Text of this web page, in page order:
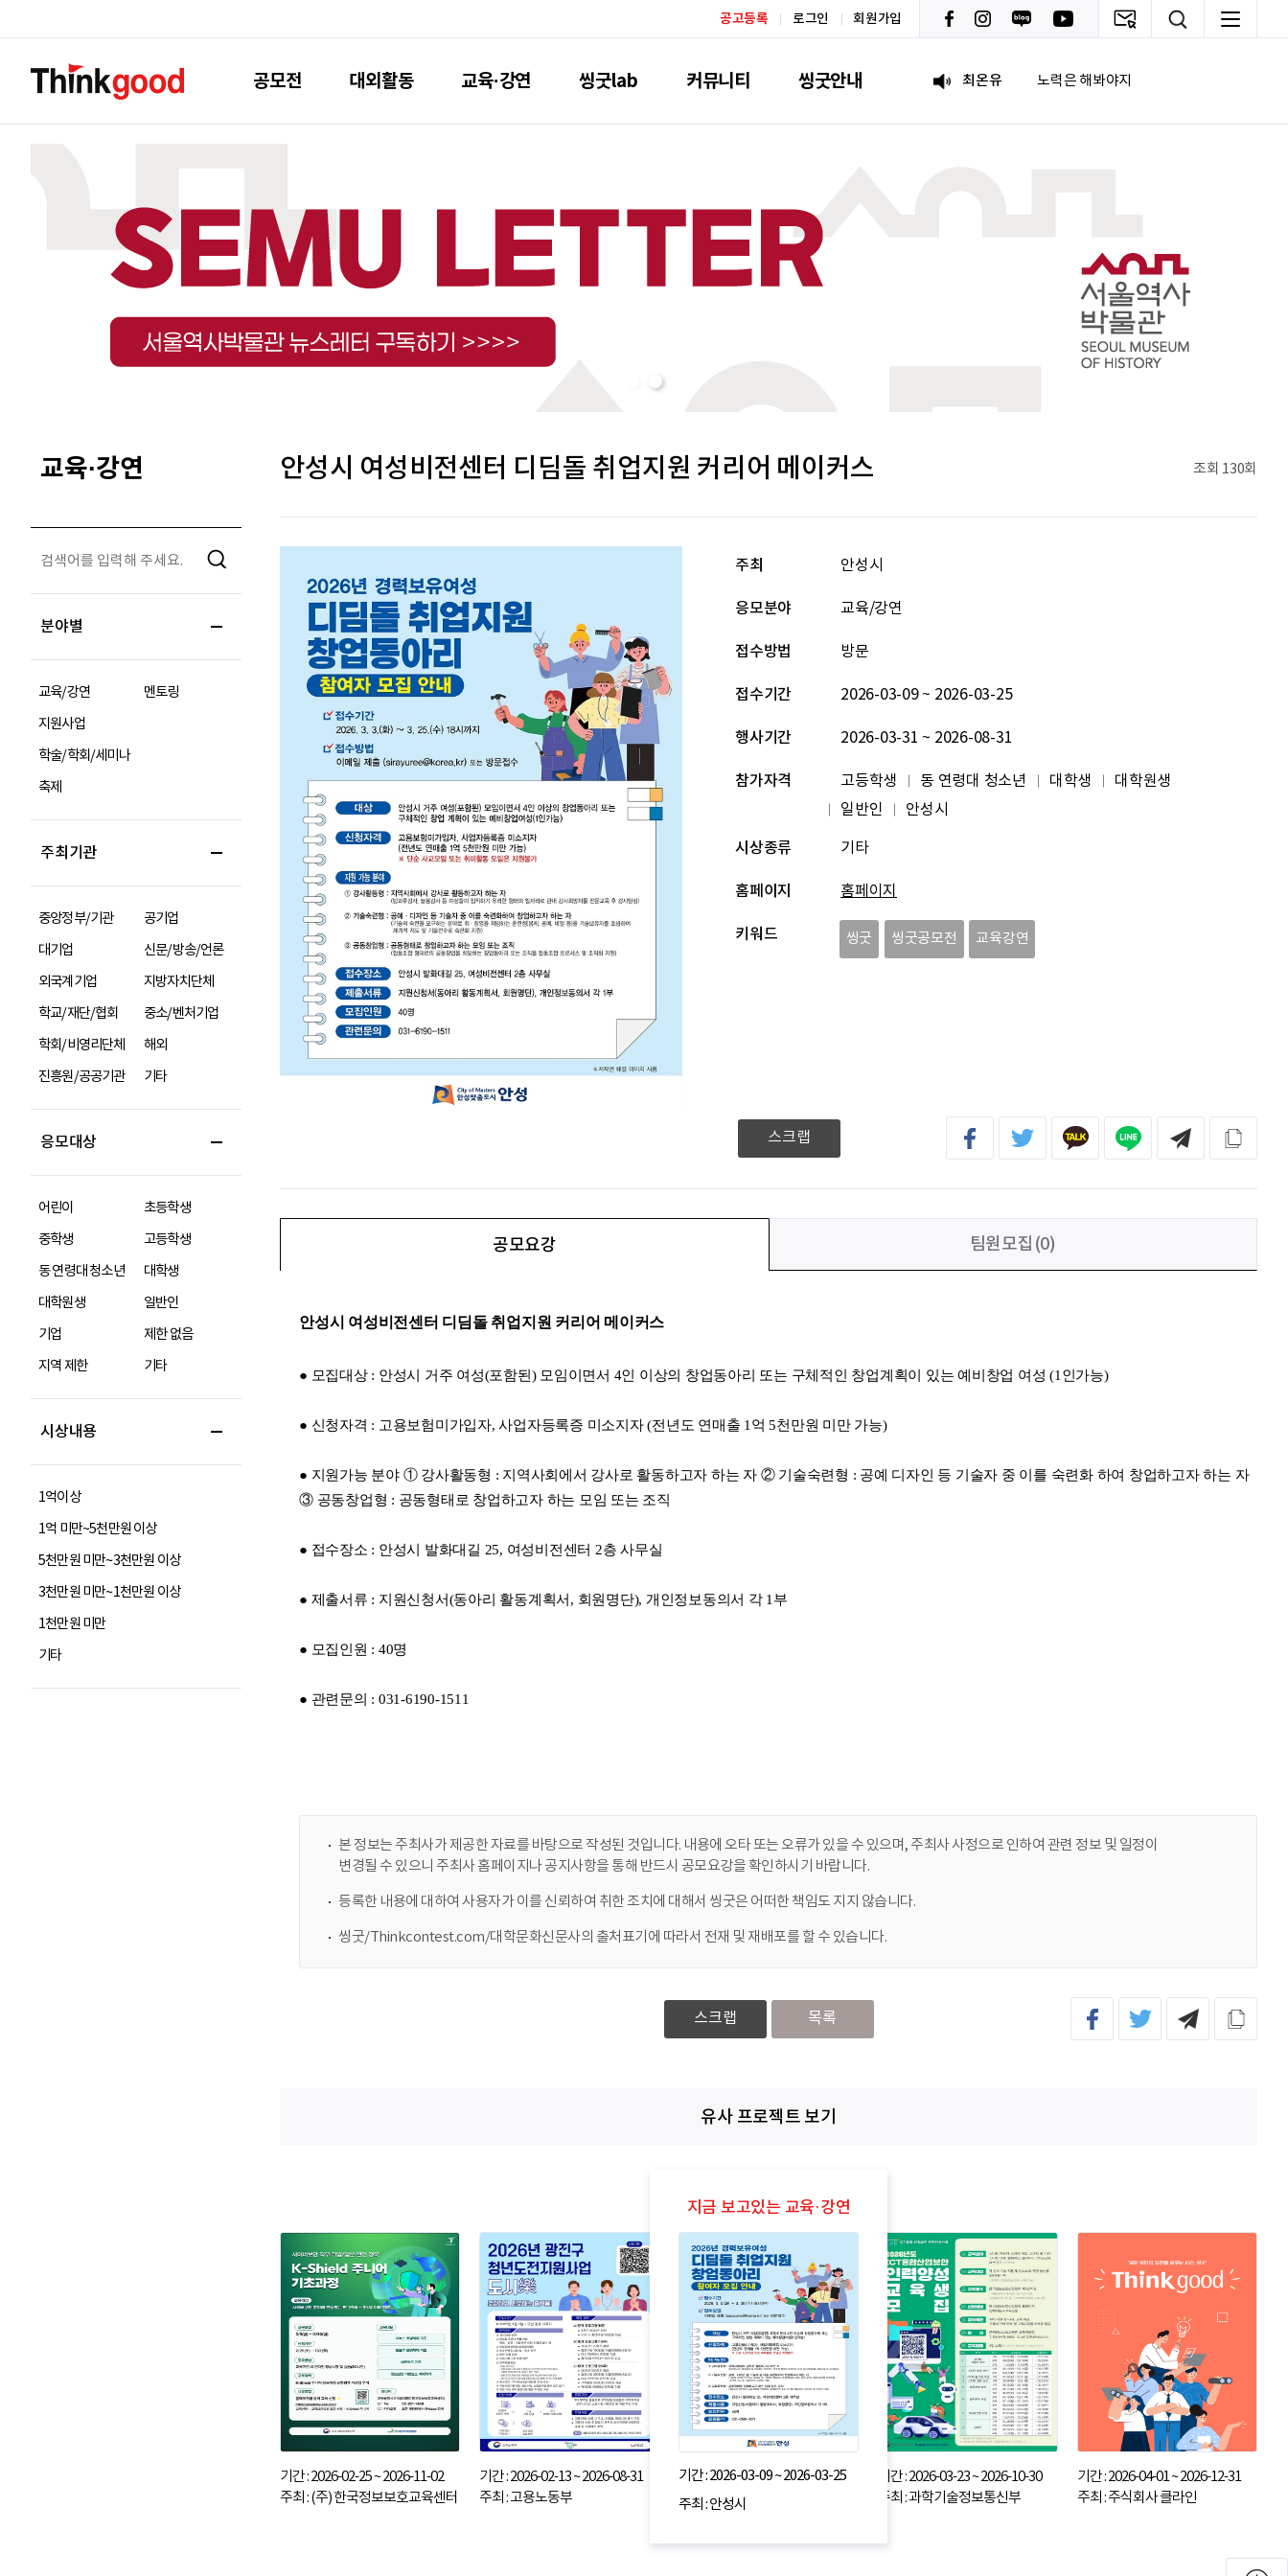
공고등록 로그인 회원가입
공모전 대외활동 교육·강연 씽굿lab 커뮤니티 씽굿안내
이채원 광고대상
최온유 노력은 해봐야지
박상현
교육·강연
분야별
교육/강연
멘토링
지원사업
학술/학회/세미나
축제
주최기관
중앙정부/기관
공기업
대기업
신문/방송/언론
외국계기업
지방자치단체
학교/재단/협회
중소/벤처기업
학회/비영리단체
해외
진흥원/공공기관
기타
응모대상
어린이
초등학생
중학생
고등학생
동 연령대 청소년
대학생
대학원생
일반인
기업
제한 없음
지역 제한
기타
시상내용
1억이상
1억 미만~5천만원 이상
5천만원 미만~3천만원 이상
3천만원 미만~1천만원 이상
1천만원 미만
기타
안성시 여성비전센터 디딤돌 취업지원 커리어 메이커스 조회 130회
주최 안성시
응모분야 교육/강연
접수방법 방문
접수기간 2026-03-09 ~ 2026-03-25
행사기간 2026-03-31 ~ 2026-08-31
참가자격 고등학생 동 연령대 청소년 대학생
대학원생
일반인
안성시
시상종류 기타
홈페이지 홈페이지
키워드 씽굿 씽굿공모전 교육강연
스크랩
공모요강 팀원모집(0)
본 정보는 주최사가 제공한 자료를 바탕으로 작성된 것입니다. 내용에 오타 또는 오류가 있을 수 있으며, 주최사 사정으로 인하여 관련 정보 및 일정이
변경될 수 있으니 주최사 홈페이지나 공지사항을 통해 반드시 공모요강을 확인하시기 바랍니다.
등록한 내용에 대하여 사용자가 이를 신뢰하여 취한 조치에 대해서 씽굿은 어떠한 책임도 지지 않습니다.
씽굿/Thinkcontest.com/대학문화신문사의 출처표기에 따라서 전재 및 재배포를 할 수 있습니다.
스크랩 목록
유사 프로젝트 보기
기간 : 2026-02-25 ~ 2026-11-02
주최 : (주) 한국정보보호교육센터
기간 : 2026-02-13 ~ 2026-08-31
주최 : 고용노동부
기간 : 2026-03-09 ~ 2026-03-25
주최 : 안성시
기간 : 2026-03-23 ~ 2026-10-30
주최 : 과학기술정보통신부
기간 : 2026-04-01 ~ 2026-12-31
주최 : 주식회사 클라인